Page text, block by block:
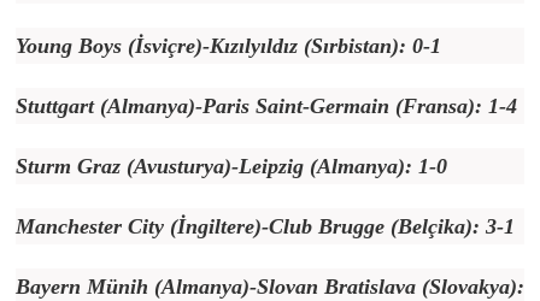
Young Boys (İsviçre)-Kızılyıldız (Sırbistan): 0-1
Stuttgart (Almanya)-Paris Saint-Germain (Fransa): 1-4
Sturm Graz (Avusturya)-Leipzig (Almanya): 1-0
Manchester City (İngiltere)-Club Brugge (Belçika): 3-1
Bayern Münih (Almanya)-Slovan Bratislava (Slovakya):